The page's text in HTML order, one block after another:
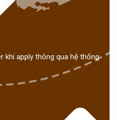
khi apply thông qua hệ thống